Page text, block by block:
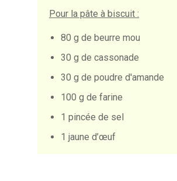
Pour la pâte à biscuit :
80 g de beurre mou
30 g de cassonade
30 g de poudre d'amande
100 g de farine
1 pincée de sel
1 jaune d’œuf